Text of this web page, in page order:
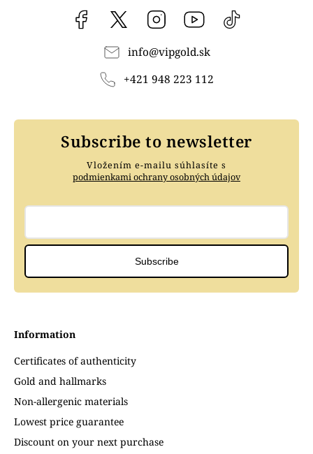
Facebook vipgoldsk Instagram YouTube
info@vipgold.sk
+421 948 223 112
Information
Certificates of authenticity
Gold and hallmarks
Non-allergenic materials
Lowest price guarantee
Discount on your next purchase
Subscribe to newsletter
Vložením e-mailu súhlasíte s
podmienkami ochrany osobných údajov
Subscribe